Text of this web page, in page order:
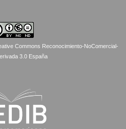
Commons Reconocimiento-NoComercial-
3.0 España